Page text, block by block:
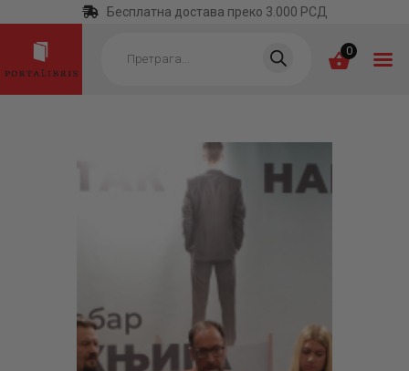
Бесплатна достава преко 3.000 РСД
search 0
КАТЕГОРИЈЕ
НАЈПРОДАВАНИЈЕ
НОВЕ КЊИГЕ
ЗАБОРАВА
АУТОРИ